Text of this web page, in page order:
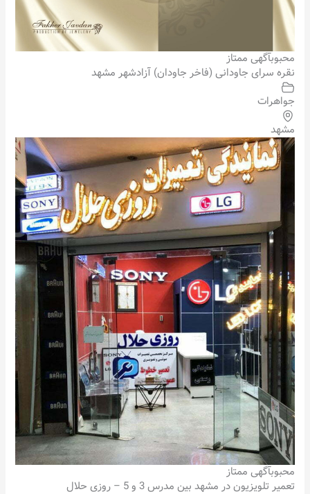
محبوبآگهی ممتاز
نقره سرای جاودانی (فاخر جاودان) آزادشهر مشهد
جواهرات
مشهد
محبوبآگهی ممتاز
تعمیر تلویزیون در مشهد بین مدرس 3 و 5 – روزی حلال